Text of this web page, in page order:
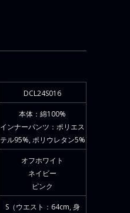
DCL24S016
本体：綿100%
インナーパンツ：ポリエス
テル95%, ポリウレタン5%
オフホワイト
ネイビー
ピンク
S（ウエスト：64cm, 身